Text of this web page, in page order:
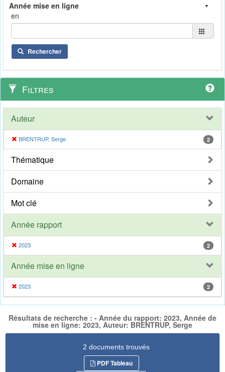
en
Rechercher
Filtres
Auteur
BRENTRUP, Serge 2
Thématique
Domaine
Mot clé
Année rapport
2023 2
Année mise en ligne
2023 2
Résultats de recherche : - Année du rapport: 2023, Année de
mise en ligne: 2023, Auteur: BRENTRUP, Serge
2 documents trouvés
PDF Tableau